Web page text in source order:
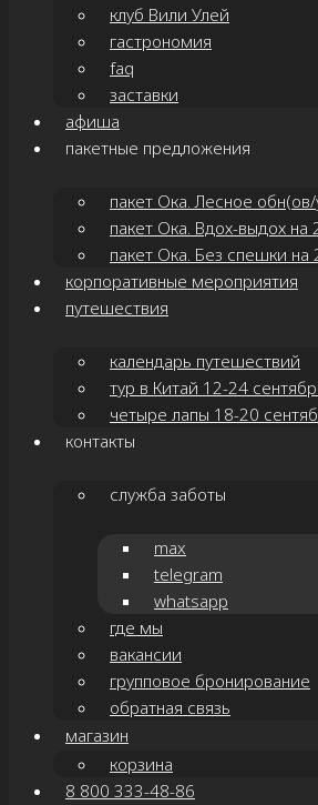
клуб Вили Улей
гастрономия
faq
заставки
афиша
пакетные предложения
пакет Ока. Лесное
пакет Ока. Вдох-выдох на
пакет Ока. Без спешки на
корпоративные мероприятия
путешествия
календарь путешествий
тур в Китай 12-24
четыре лапы 18-20
контакты
служба заботы
max
telegram
whatsapp
где мы
вакансии
групповое бронирование
обратная связь
магазин
корзина
8 800 333-48-86